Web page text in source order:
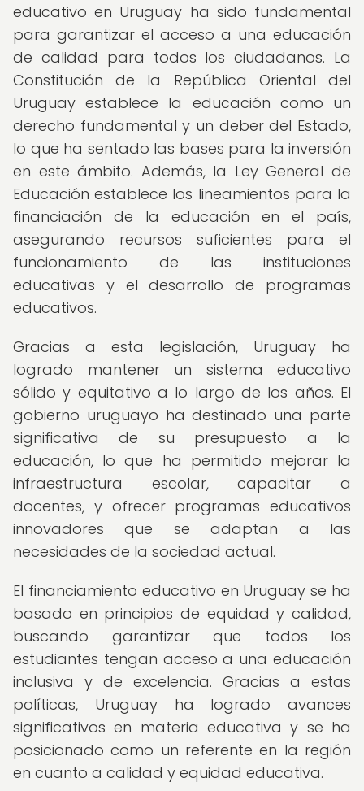
educativo en Uruguay ha sido fundamental
para garantizar el acceso a una educación
de calidad para todos los ciudadanos. La
Constitución de la República Oriental del
Uruguay establece la educación como un
derecho fundamental y un deber del Estado,
lo que ha sentado las bases para la inversión
en este ámbito. Además, la Ley General de
Educación establece los lineamientos para la
financiación de la educación en el país,
asegurando recursos suficientes para el
funcionamiento de las instituciones
educativas y el desarrollo de programas
educativos.
Gracias a esta legislación, Uruguay ha
logrado mantener un sistema educativo
sólido y equitativo a lo largo de los años. El
gobierno uruguayo ha destinado una parte
significativa de su presupuesto a la
educación, lo que ha permitido mejorar la
infraestructura escolar, capacitar a
docentes, y ofrecer programas educativos
innovadores que se adaptan a las
necesidades de la sociedad actual.
El financiamiento educativo en Uruguay se ha
basado en principios de equidad y calidad,
buscando garantizar que todos los
estudiantes tengan acceso a una educación
inclusiva y de excelencia. Gracias a estas
políticas, Uruguay ha logrado avances
significativos en materia educativa y se ha
posicionado como un referente en la región
en cuanto a calidad y equidad educativa.